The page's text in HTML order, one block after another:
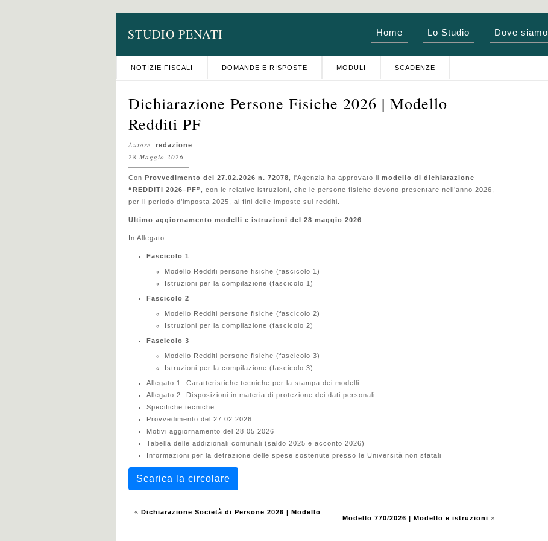
STUDIO PENATI Home Lo Studio Dove siamo
NOTIZIE FISCALI DOMANDE E RISPOSTE MODULI SCADENZE
Dichiarazione Persone Fisiche 2026 | Modello
Redditi PF
Autore: redazione
28 Maggio 2026
Con Provvedimento del 27.02.2026 n. 72078 , l'Agenzia ha approvato il modello di dichiarazione
“REDDITI 2026–PF”
, con le relative istruzioni, che le persone fisiche devono presentare nell’anno 2026,
per il periodo d’imposta 2025, ai fini delle imposte sui redditi.
Ultimo aggiornamento modelli e istruzioni del 28 maggio 2026
In Allegato:
Fascicolo 1
Modello Redditi persone fisiche (fascicolo 1)
Istruzioni per la compilazione (fascicolo 1)
Fascicolo 2
Modello Redditi persone fisiche (fascicolo 2)
Istruzioni per la compilazione (fascicolo 2)
Fascicolo 3
Modello Redditi persone fisiche (fascicolo 3)
Istruzioni per la compilazione (fascicolo 3)
Allegato 1- Caratteristiche tecniche per la stampa dei modelli
Allegato 2- Disposizioni in materia di protezione dei dati personali
Specifiche tecniche
Provvedimento del 27.02.2026
Motivi aggiornamento del 28.05.2026
Tabella delle addizionali comunali (saldo 2025 e acconto 2026)
Informazioni per la detrazione delle spese sostenute presso le Università non statali
Scarica la circolare
« Dichiarazione Società di Persone 2026 | Modello
Modello 770/2026 | Modello e istruzioni »